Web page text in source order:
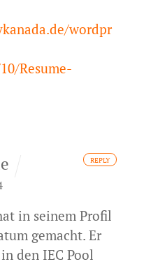
wordpr
Resume-
in seinem Profil
gemacht. Er
den IEC Pool
REPLY